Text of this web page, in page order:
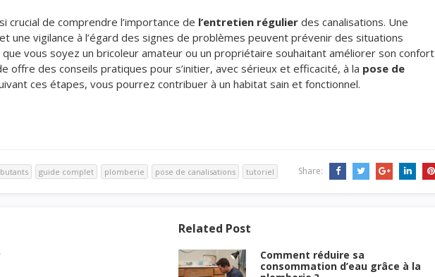
crucial de comprendre l’importance de l’entretien régulier des canalisations. Une
une vigilance à l’égard des signes de problèmes peuvent prévenir des situations
que vous soyez un bricoleur amateur ou un propriétaire souhaitant améliorer son confort
offre des conseils pratiques pour s’initier, avec sérieux et efficacité, à la pose de
ces étapes, vous pourrez contribuer à un habitat sain et fonctionnel.
guide complet plomberie pose de canalisations tutoriel Share:
Related Post
Comment réduire sa
consommation d’eau grâce à la